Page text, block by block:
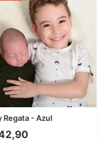
Regata - Azul